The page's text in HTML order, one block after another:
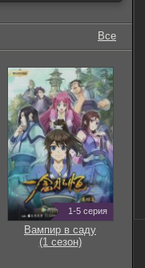
Все
1-5 серия
Вампир в саду
(1 сезон)